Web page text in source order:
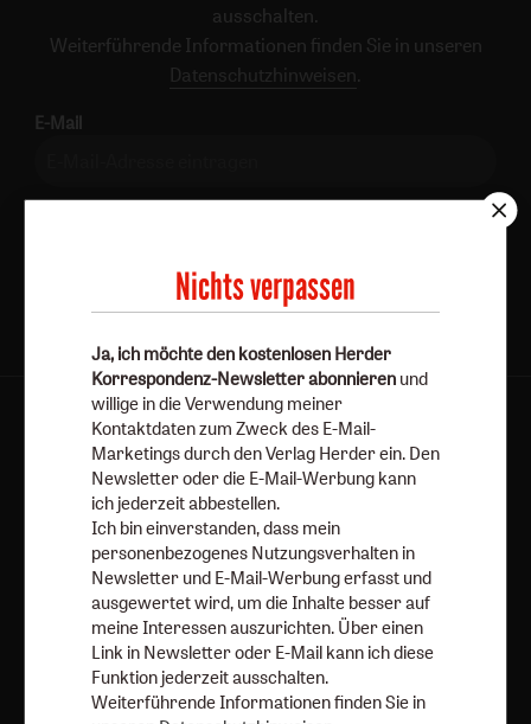
ausschalten.
Weiterführende Informationen finden Sie in unseren
Datenschutzhinweisen .
E-Mail
AGB und Widerrufsbelehrung
Datenschutz
Barrierefreiheit
Impressum
Vertrag widerrufen Abo online kündigen
Nichts verpassen
Ja, ich möchte den kostenlosen Herder
Korrespondenz-Newsletter abonnieren und
willige in die Verwendung meiner
Kontaktdaten zum Zweck des E-Mail-
Marketings durch den Verlag Herder ein. Den
Newsletter oder die E-Mail-Werbung kann
ich jederzeit abbestellen.
Ich bin einverstanden, dass mein
personenbezogenes Nutzungsverhalten in
Newsletter und E-Mail-Werbung erfasst und
ausgewertet wird, um die Inhalte besser auf
meine Interessen auszurichten. Über einen
Link in Newsletter oder E-Mail kann ich diese
Funktion jederzeit ausschalten.
Weiterführende Informationen finden Sie in